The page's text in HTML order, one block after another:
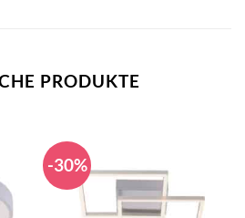
PRODUKTE
-30%